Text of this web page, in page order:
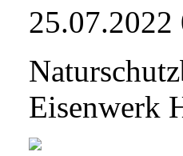
25.07.2022
Eisenwerk